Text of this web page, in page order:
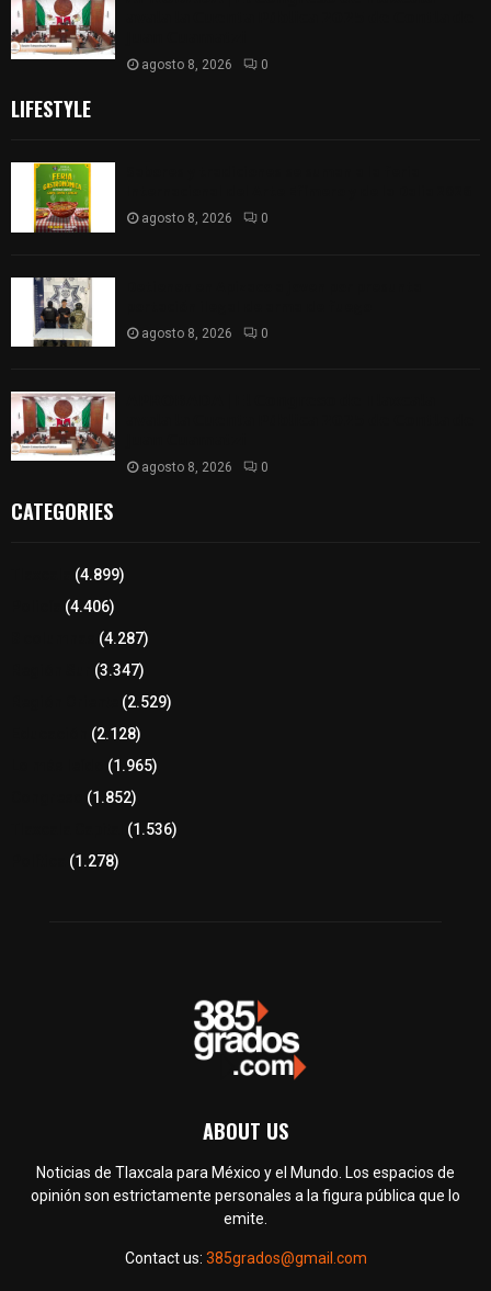
agosto 8, 2026 0
LIFESTYLE
agosto 8, 2026 0
agosto 8, 2026 0
agosto 8, 2026 0
CATEGORIES
(4.899)
(4.406)
(4.287)
(3.347)
(2.529)
(2.128)
(1.965)
(1.852)
(1.536)
(1.278)
ABOUT US
Noticias de Tlaxcala para México y el Mundo. Los espacios de
opinión son estrictamente personales a la figura pública que lo
emite.
Contact us: 385grados@gmail.com